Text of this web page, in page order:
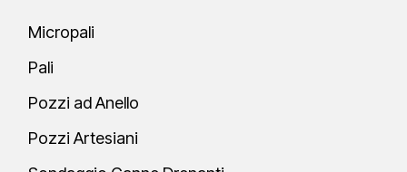
Micropali
Pali
Pozzi ad Anello
Pozzi Artesiani